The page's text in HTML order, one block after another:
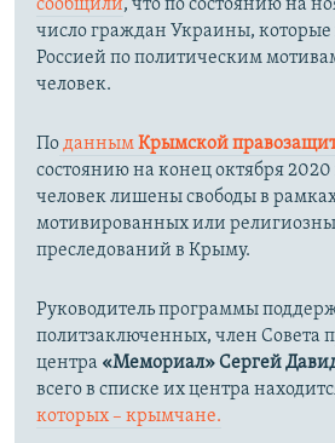
сообщили, что по состоянию на
число граждан Украины, которые
Россией по политическим
человек.
ПоданнымКрымской
состоянию на конец октября 2020
человек лишены свободы в
мотивированных или
преследований в Крыму.
Руководитель программы
политзаключенных, член Совета
центра «Мемориал»Сергей
всего в списке их центра
которых – крымчане.​